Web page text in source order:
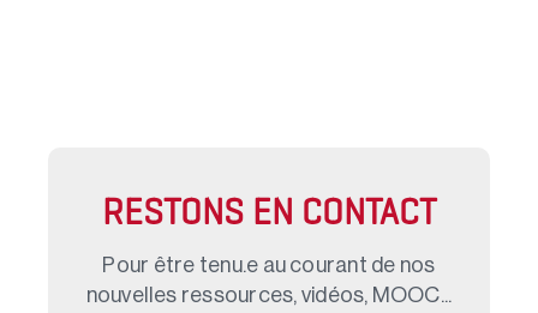
RESTONS EN CONTACT
Pour être tenu.e au courant de nos
nouvelles ressources, vidéos, MOOC...